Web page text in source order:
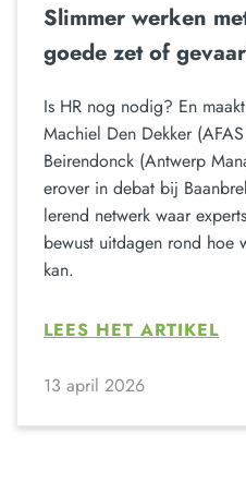
Slimmer werken
goede zet of
Is HR nog nodig? En
Machiel Den Dekker
Beirendonck (Antwerp
erover in debat bij
lerend netwerk waar
bewust uitdagen rond hoe
kan.
LEES HET ARTIKEL
13 april 2026